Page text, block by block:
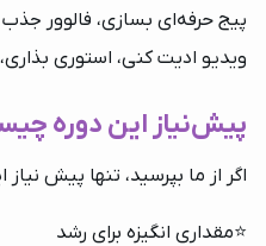
پیج حرفه‌ای بسازی، فالوور
ویدیو ادیت کنی، استوری
پیش‌نیاز این دوره
اگر از ما بپرسید، تنها پیش
⭐️مقداری انگیزه برای رشد